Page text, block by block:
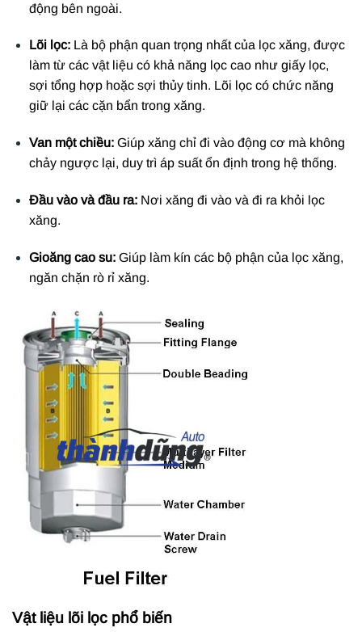
động bên ngoài.
Lõi lọc: Là bộ phận quan trọng nhất của lọc xăng, được
làm từ các vật liệu có khả năng lọc cao như giấy lọc,
sợi tổng hợp hoặc sợi thủy tinh. Lõi lọc có chức năng
giữ lại các cặn bẩn trong xăng.
Van một chiều: Giúp xăng chỉ đi vào động cơ mà không
chảy ngược lại, duy trì áp suất ổn định trong hệ thống.
Đầu vào và đầu ra: Nơi xăng đi vào và đi ra khỏi lọc
xăng.
Gioăng cao su: Giúp làm kín các bộ phận của lọc xăng,
ngăn chặn rò rỉ xăng.
Vật liệu lõi lọc phổ biến